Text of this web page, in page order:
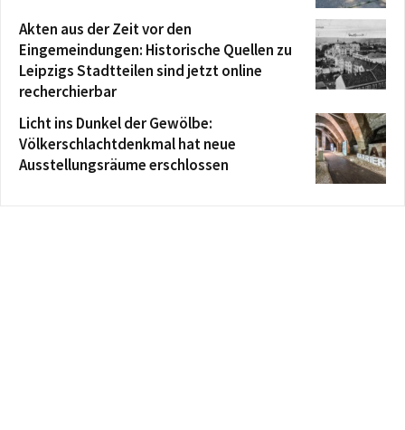
Akten aus der Zeit vor den
Eingemeindungen: Historische Quellen zu
Leipzigs Stadtteilen sind jetzt online
recherchierbar
Licht ins Dunkel der Gewölbe:
Völkerschlachtdenkmal hat neue
Ausstellungsräume erschlossen